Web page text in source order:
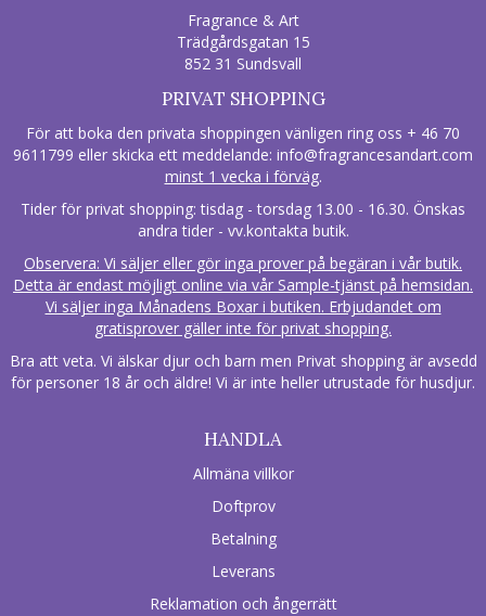
Fragrance & Art
Trädgårdsgatan 15
852 31 Sundsvall
PRIVAT SHOPPING
För att boka den privata shoppingen vänligen ring oss + 46 70
9611799 eller skicka ett meddelande: info@fragrancesandart.com
minst 1 vecka i förväg.
Tider för privat shopping: tisdag - torsdag 13.00 - 16.30. Önskas
andra tider - vv.kontakta butik.
Observera: Vi säljer eller gör inga prover på begäran i vår butik.
Detta är endast möjligt online via vår Sample-tjänst på hemsidan.
Vi säljer inga Månadens Boxar i butiken. Erbjudandet om
gratisprover gäller inte för privat shopping.
Bra att veta. Vi älskar djur och barn men Privat shopping är avsedd
för personer 18 år och äldre! Vi är inte heller utrustade för husdjur.
HANDLA
Allmäna villkor
Doftprov
Betalning
Leverans
Reklamation och ångerrätt